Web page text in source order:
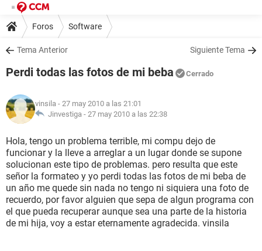
Foros Software
Tema Anterior Siguiente Tema
Perdi todas las fotos de mi beba Cerrado
vinsila - 27 may 2010 a las 21:01
Jinvestiga - 27 may 2010 a las 22:38
Hola, tengo un problema terrible, mi compu dejo de
funcionar y la lleve a arreglar a un lugar donde se supone
solucionan este tipo de problemas. pero resulta que este
señor la formateo y yo perdi todas las fotos de mi beba de
un año me quede sin nada no tengo ni siquiera una foto de
recuerdo, por favor alguien que sepa de algun programa con
el que pueda recuperar aunque sea una parte de la historia
de mi hija, voy a estar eternamente agradecida. vinsila